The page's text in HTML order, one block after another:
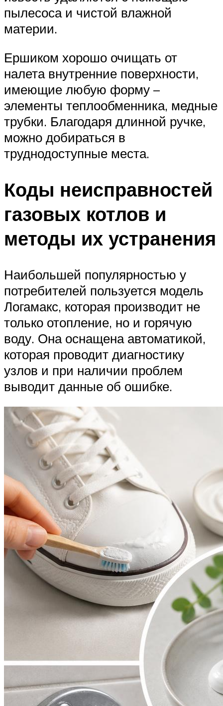
пылесоса и чистой влажной
материи.
Ершиком хорошо очищать от
налета внутренние поверхности,
имеющие любую форму –
элементы теплообменника, медные
трубки. Благодаря длинной ручке,
можно добираться в
труднодоступные места.
Коды неисправностей
газовых котлов и
методы их устранения
Наибольшей популярностью у
потребителей пользуется модель
Логамакс, которая производит не
только отопление, но и горячую
воду. Она оснащена автоматикой,
которая проводит диагностику
узлов и при наличии проблем
выводит данные об ошибке.